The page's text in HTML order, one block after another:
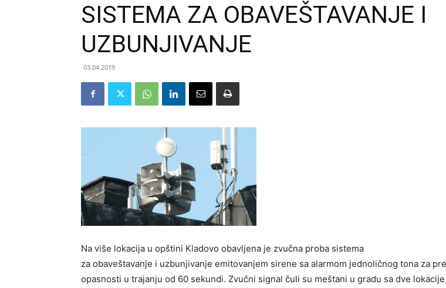
SISTEMA ZA OBAVEŠTAVANJE I
UZBUNJIVANJE
03.04.2019
Na više lokacija u opštini Kladovo obavljena je zvučna proba sistema
za obaveštavanje i uzbunjivanje emitovanjem sirene sa alarmom jednoličnog tona za
opasnosti u trajanju od 60 sekundi. Zvučni signal čuli su meštani u gradu sa dve